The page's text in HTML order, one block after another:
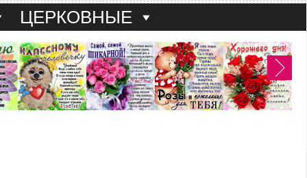
ЦЕРКОВНЫЕ